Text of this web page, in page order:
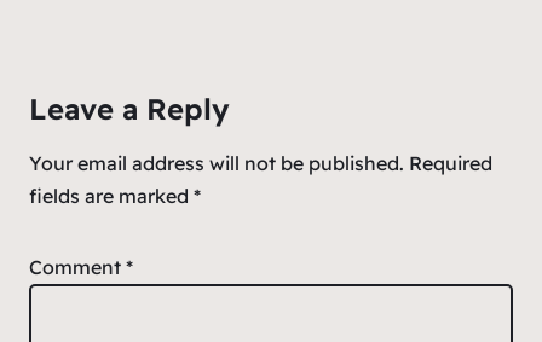
Leave a Reply
Your email address will not be published. Required
fields are marked *
Comment *